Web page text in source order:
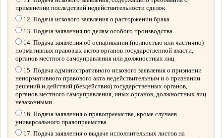
применении последствий недействительности сделок
12. Подача искового заявления о расторжении брака
13. Подача заявления по делам особого производства
14. Подача заявления об оспаривании (полностью или частично)
нормативных правовых актов органов государственной власти,
органов местного самоуправления или должностных лиц
15. Подача административного искового заявления о признании
ненормативного правового акта недействительным и о признании
решений и действий (бездействия) государственных органов,
органов местного самоуправления, иных органов, должностных лиц
незаконными
16. Подача заявления о правопреемстве, кроме случаев
универсального правопреемства
17. Подача заявления о выдаче исполнительных листов на